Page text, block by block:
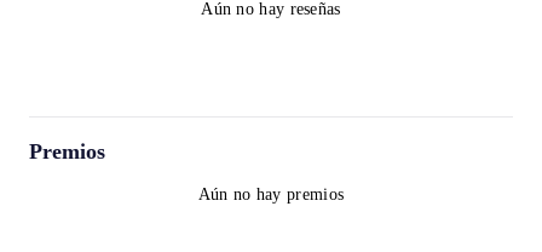
Aún no hay reseñas
Premios
Aún no hay premios